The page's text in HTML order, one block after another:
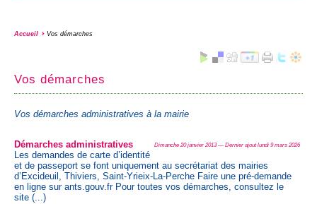
Accueil Vos démarches
Vos démarches
Vos démarches administratives à la mairie
Dimanche 20 janvier 2013 — Dernier ajout lundi 9 mars 2026
Démarches administratives
Les demandes de carte d’identité
et de passeport se font uniquement au secrétariat des mairies
d’Excideuil, Thiviers, Saint-Yrieix-La-Perche Faire une pré-demande
en ligne sur ants.gouv.fr Pour toutes vos démarches, consultez le
site (...)